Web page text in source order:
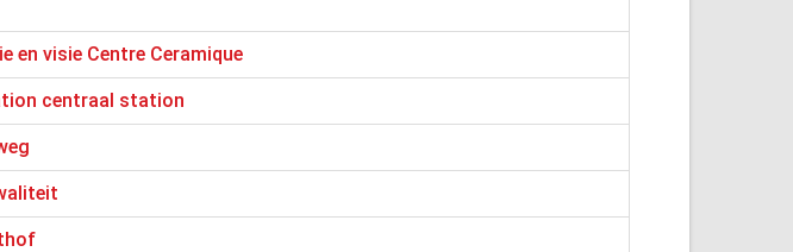
en visie Centre Ceramique
centraal station